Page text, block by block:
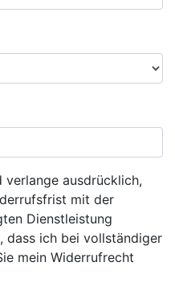
verlange ausdrücklich,
mit der
Dienstleistung
dass ich bei vollständiger
mein Widerrufrecht